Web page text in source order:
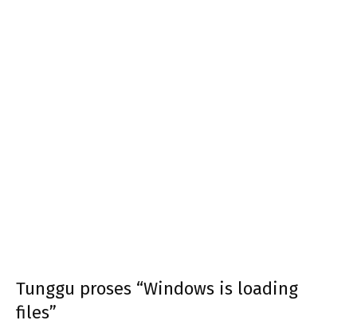
Tunggu proses “Windows is loading
files”